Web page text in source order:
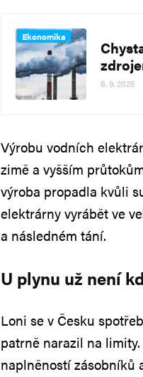
Ekonomika
8. 9. 2025
Výrobu vodních
zimě a vyšším
výroba propadla kvůli
elektrárny vyrábět ve
a následném tání.
U plynu už není
Loni se v Česku
patrně narazil na
naplněností zásobníků